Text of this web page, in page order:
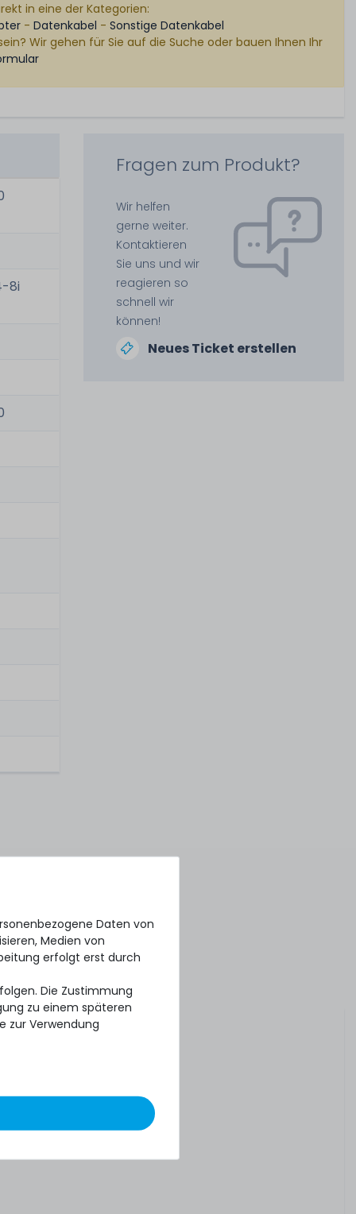
in eine der Kategorien:
-Datenkabel -Sonstige Datenkabel
Wir gehen für Sie auf die Suche oder bauen Ihnen Ihr
8i
Fragen zum Produkt?
Wir helfen
gerne weiter.
Kontaktieren
Sie uns und wir
reagieren so
schnell wir
können!
Neues Ticket erstellen
Daten von
Medien von
erfolgt erst durch
Die Zustimmung
zu einem späteren
zur Verwendung